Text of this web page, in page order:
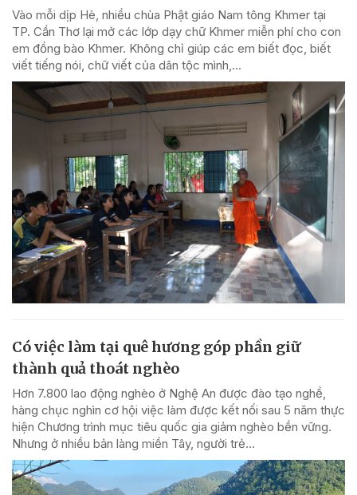
Vào mỗi dịp Hè, nhiều chùa Phật giáo Nam tông Khmer tại
TP. Cần Thơ lại mở các lớp dạy chữ Khmer miễn phí cho con
em đồng bào Khmer. Không chỉ giúp các em biết đọc, biết
viết tiếng nói, chữ viết của dân tộc mình,...
Có việc làm tại quê hương góp phần giữ
thành quả thoát nghèo
Hơn 7.800 lao động nghèo ở Nghệ An được đào tạo nghề,
hàng chục nghìn cơ hội việc làm được kết nối sau 5 năm thực
hiện Chương trình mục tiêu quốc gia giảm nghèo bền vững.
Nhưng ở nhiều bản làng miền Tây, người trẻ...